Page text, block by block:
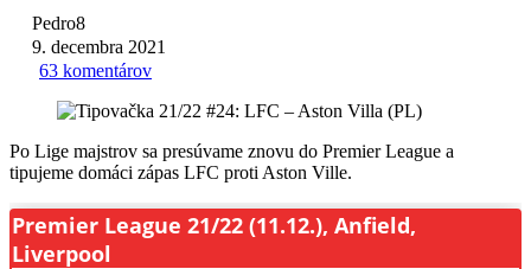
Pedro8
9. decembra 2021
63 komentárov
Po Lige majstrov sa presúvame znovu do Premier League a
tipujeme domáci zápas LFC proti Aston Ville.
Premier League 21/22 (11.12.), Anfield,
Liverpool